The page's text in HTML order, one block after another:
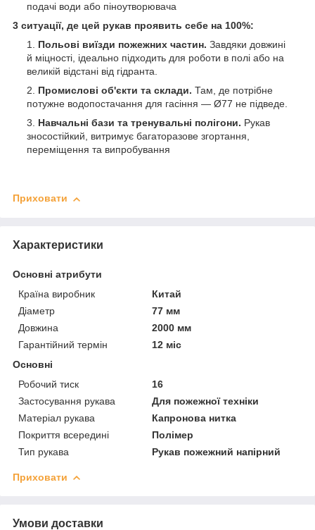
подачі води або піноутворювача
3 ситуації, де цей рукав проявить себе на 100%:
Польові виїзди пожежних частин. Завдяки довжині
й міцності, ідеально підходить для роботи в полі або на
великій відстані від гідранта.
Промислові об'єкти та склади. Там, де потрібне
потужне водопостачання для гасіння — Ø77 не підведе.
Навчальні бази та тренувальні полігони. Рукав
зносостійкий, витримує багаторазове згортання,
переміщення та випробування
Приховати
Характеристики
Основні атрибути
Країна виробник
Китай
Діаметр
77 мм
Довжина
2000 мм
Гарантійний термін
12 міс
Основні
Робочий тиск
16
Застосування рукава
Для пожежної техніки
Матеріал рукава
Капронова нитка
Покриття всередині
Полімер
Тип рукава
Рукав пожежний напірний
Приховати
Умови доставки